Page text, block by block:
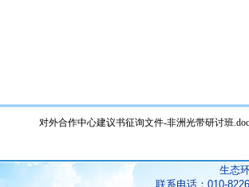
对外合作中心建议书征询文件-非洲光带研讨班
生态
联系电话：010-